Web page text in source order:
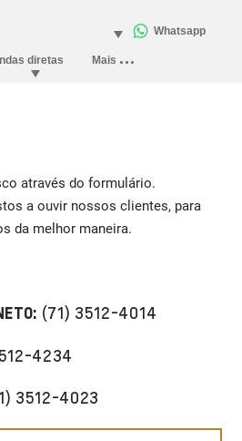
através do formulário.
a ouvir nossos clientes, para
da melhor maneira.
(71) 3512-4014
4234
3512-4023